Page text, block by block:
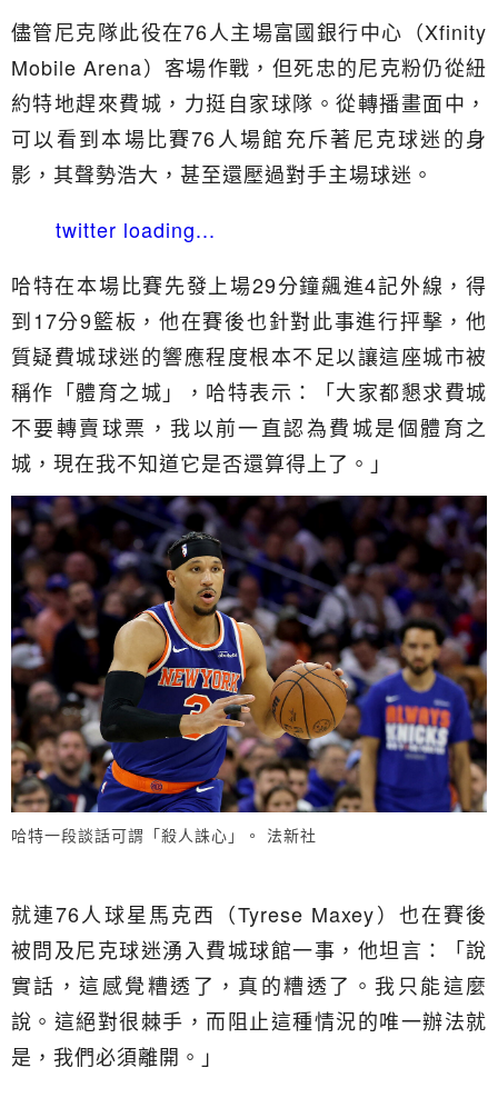
儘管尼克隊此役在76人主場富國銀行中心（Xfinity
Mobile Arena）客場作戰，但死忠的尼克粉仍從紐
約特地趕來費城，力挺自家球隊。從轉播畫面中，
可以看到本場比賽76人場館充斥著尼克球迷的身
影，其聲勢浩大，甚至還壓過對手主場球迷。
twitter loading...
哈特在本場比賽先發上場29分鐘飆進4記外線，得
到17分9籃板，他在賽後也針對此事進行抨擊，他
質疑費城球迷的響應程度根本不足以讓這座城市被
稱作「體育之城」，哈特表示：「大家都懇求費城
不要轉賣球票，我以前一直認為費城是個體育之
城，現在我不知道它是否還算得上了。」
哈特一段談話可謂「殺人誅心」。 法新社
就連76人球星馬克西（Tyrese Maxey）也在賽後
被問及尼克球迷湧入費城球館一事，他坦言：「說
實話，這感覺糟透了，真的糟透了。我只能這麼
說。這絕對很棘手，而阻止這種情況的唯一辦法就
是，我們必須離開。」